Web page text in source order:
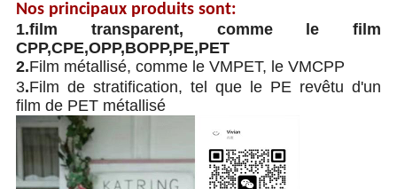
Nos principaux produits sont:
1.film transparent, comme le film
CPP,CPE,OPP,BOPP,PE,PET
2.Film métallisé, comme le VMPET, le VMCPP
3.Film de stratification, tel que le PE revêtu d'un
film de PET métallisé